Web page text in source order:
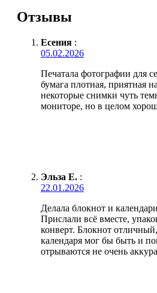
Отзывы
Есения :
05.02.2026
Печатала фотографии для
бумага плотная, приятная
некоторые снимки чуть
мониторе, но в целом
Эльза Е. :
22.01.2026
Делала блокнот и
Прислали всё вместе,
конверт. Блокнот
календаря мог бы быть и
отрываются не очень